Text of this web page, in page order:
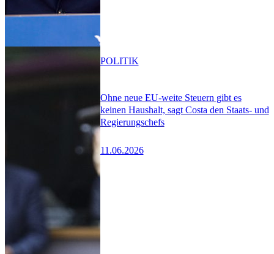
Ohne neue EU-weite Steuern gibt es
keinen Haushalt, sagt Costa den Staats- und
Regierungschefs
11.06.2026
POLITIK